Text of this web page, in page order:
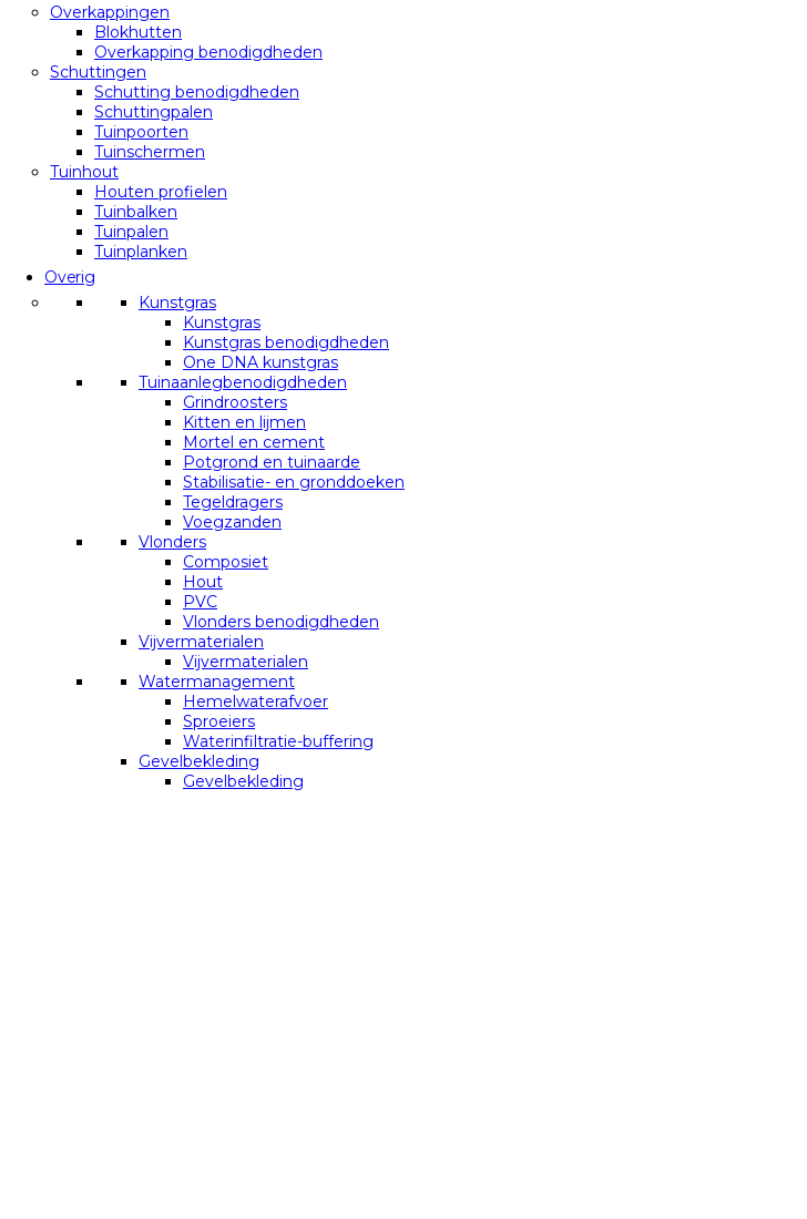
Overkappingen
Blokhutten
Overkapping benodigdheden
Schuttingen
Schutting benodigdheden
Schuttingpalen
Tuinpoorten
Tuinschermen
Tuinhout
Houten profielen
Tuinbalken
Tuinpalen
Tuinplanken
Overig
Kunstgras
Kunstgras
Kunstgras benodigdheden
One DNA kunstgras
Tuinaanlegbenodigdheden
Grindroosters
Kitten en lijmen
Mortel en cement
Potgrond en tuinaarde
Stabilisatie- en gronddoeken
Tegeldragers
Voegzanden
Vlonders
Composiet
Hout
PVC
Vlonders benodigdheden
Vijvermaterialen
Vijvermaterialen
Watermanagement
Hemelwaterafvoer
Sproeiers
Waterinfiltratie-buffering
Gevelbekleding
Gevelbekleding